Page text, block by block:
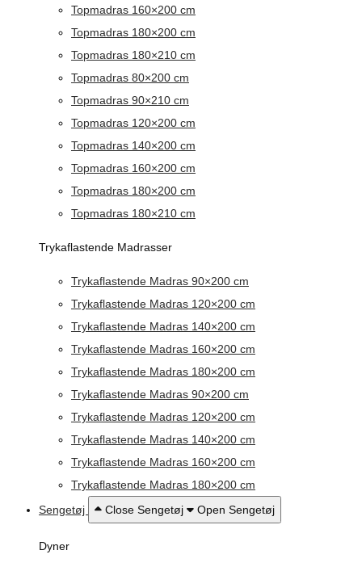
Topmadras 160×200 cm
Topmadras 180×200 cm
Topmadras 180×210 cm
Topmadras 80×200 cm
Topmadras 90×210 cm
Topmadras 120×200 cm
Topmadras 140×200 cm
Topmadras 160×200 cm
Topmadras 180×200 cm
Topmadras 180×210 cm
Trykaflastende Madrasser
Trykaflastende Madras 90×200 cm
Trykaflastende Madras 120×200 cm
Trykaflastende Madras 140×200 cm
Trykaflastende Madras 160×200 cm
Trykaflastende Madras 180×200 cm
Trykaflastende Madras 90×200 cm
Trykaflastende Madras 120×200 cm
Trykaflastende Madras 140×200 cm
Trykaflastende Madras 160×200 cm
Trykaflastende Madras 180×200 cm
Sengetøj
Close Sengetøj Open Sengetøj
Dyner